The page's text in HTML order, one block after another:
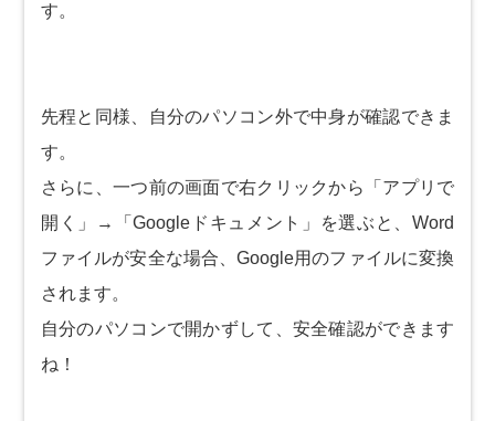
す。
先程と同様、自分のパソコン外で中身が確認できま
す。
さらに、一つ前の画面で右クリックから「アプリで
開く」→「Googleドキュメント」を選ぶと、Word
ファイルが安全な場合、Google用のファイルに変換
されます。
自分のパソコンで開かずして、安全確認ができます
ね！